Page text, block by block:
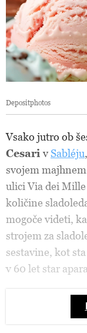
Depositphotos
Vsako jutro ob
CesarivSabléju,
svojem
ulici Via dei
količine
mogoče videti,
strojem za
sestavine, kot
v 60 let star